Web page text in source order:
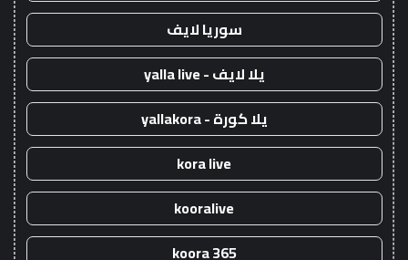
سوريا لايف
يلا لايف - yalla live
يلا كورة - yallakora
kora live
kooralive
koora 365